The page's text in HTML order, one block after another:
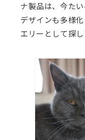
ナ製品は、今たい
デザインも多様
エリーとして探